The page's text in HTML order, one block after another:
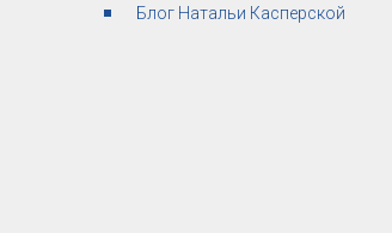
Блог Натальи Касперской